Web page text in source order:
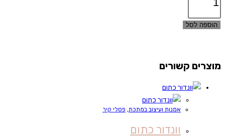
של
סיילורשיפ
הוספה לסל
מוצרים קשורים
אמנות ועיצוב במתכת, פסלי קיר
וונדור כתום